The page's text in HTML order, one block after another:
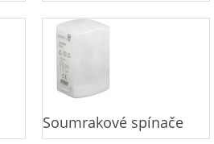
Soumrakové spínače